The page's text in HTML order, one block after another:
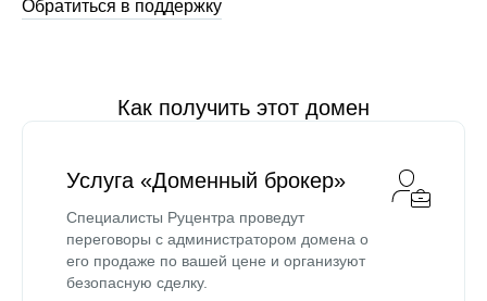
Обратиться в поддержку
Как получить этот домен
Услуга «Доменный брокер»
Специалисты Руцентра проведут
переговоры с администратором домена о
его продаже по вашей цене и организуют
безопасную сделку.